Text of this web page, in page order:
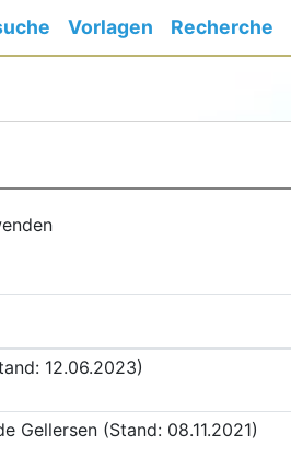
Vorlagen Recherche
12.06.2023)
Gellersen (Stand: 08.11.2021)